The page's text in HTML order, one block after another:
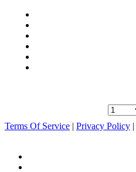
Terms Of Service | Privacy Policy |